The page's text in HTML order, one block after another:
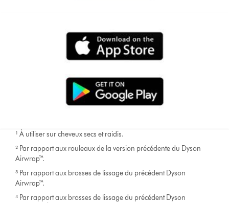
¹ À utiliser sur cheveux secs et raidis.
² Par rapport aux rouleaux de la version précédente du Dyson
Airwrap™.
³ Par rapport aux brosses de lissage du précédent Dyson
Airwrap™.
⁴ Par rapport aux brosses de lissage du précédent Dyson